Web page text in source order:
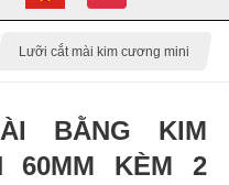
Lưỡi cắt mài kim cương mini
BẰNG KIM
60MM KÈM 2